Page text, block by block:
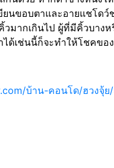
นขอบตาและอายแชโด
มากเกินไป ผู้ที่มีคิ้วบาง
ด้เช่นนี้ก็จะทำให้โชคข
บ้าน-คอนโด/ฮวงจุ้